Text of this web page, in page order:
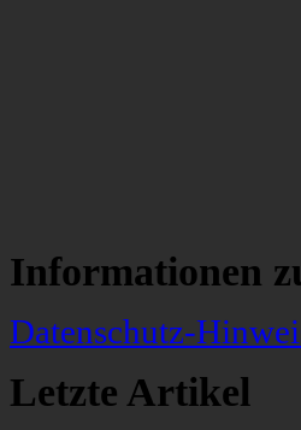
Informationen
Datenschutz-
Letzte Artikel